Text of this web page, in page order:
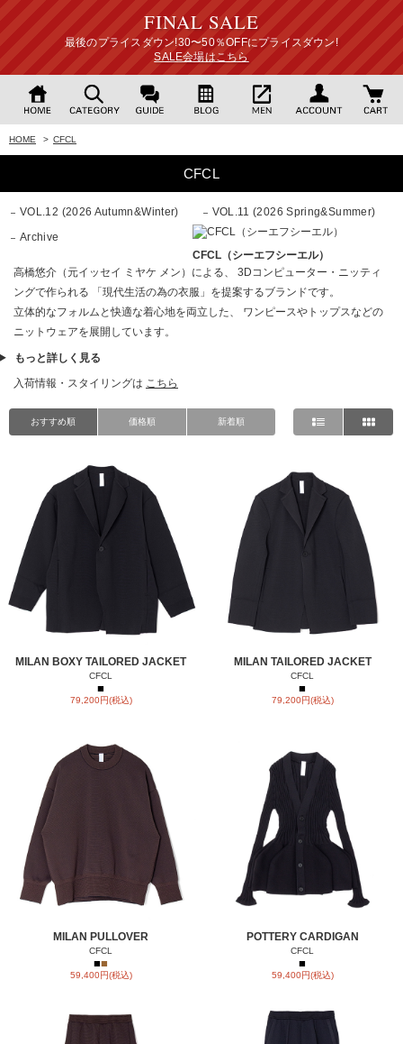
FINAL SALE
最後のプライスダウン!30〜50％OFFにプライスダウン!
SALE会場はこちら
HOME > CFCL
CFCL
VOL.12 (2026 Autumn&Winter)
VOL.11 (2026 Spring&Summer)
Archive
CFCL（シーエフシーエル）
高橋悠介（元イッセイ ミヤケ メン）による、 3Dコンピューター・ニッティ
ングで作られる 「現代生活の為の衣服」を提案するブランドです。
立体的なフォルムと快適な着心地を両立した、 ワンピースやトップスなどの
ニットウェアを展開しています。
もっと詳しく見る
入荷情報・スタイリングは こちら
おすすめ順 価格順 新着順
MILAN BOXY TAILORED JACKET
CFCL
■
79,200円(税込)
MILAN TAILORED JACKET
CFCL
■
79,200円(税込)
MILAN PULLOVER
CFCL
■■
59,400円(税込)
POTTERY CARDIGAN
CFCL
■
59,400円(税込)